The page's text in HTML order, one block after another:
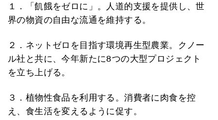
１．「飢餓をゼロに」。人道的支援を提供し、世
界の物資の自由な流通を維持する。
２．ネットゼロを目指す環境再生型農業。クノー
ル社と共に、今年新たに8つの大型プロジェクト
を立ち上げる。
３．植物性食品を利用する。消費者に肉食を控
え、食生活を変えるように促す。